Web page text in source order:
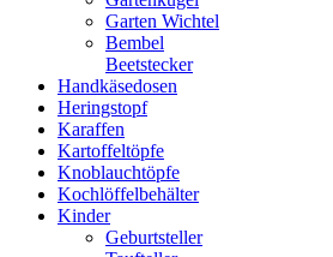
Garten Wichtel
Bembel
Beetstecker
Handkäsedosen
Heringstopf
Karaffen
Kartoffeltöpfe
Knoblauchtöpfe
Kochlöffelbehälter
Kinder
Geburtsteller